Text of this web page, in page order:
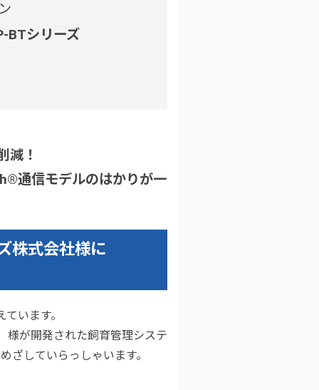
BTシリーズ
減！
通信モデルのはかりが一
株式会社様に
います。
様が開発された飼育管理システ
ざしていらっしゃいます。